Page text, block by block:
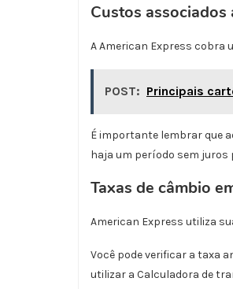
Custos
A American Express cobra
POST: Principais
É importante lembrar que
haja um período sem juros
Taxas de câmbio
American Express utiliza
Você pode verificar a taxa
utilizar a Calculadora de